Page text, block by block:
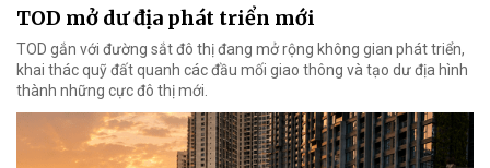
TOD mở dư địa phát triển mới
TOD gắn với đường sắt đô thị đang mở rộng không gian phát triển,
khai thác quỹ đất quanh các đầu mối giao thông và tạo dư địa hình
thành những cực đô thị mới.